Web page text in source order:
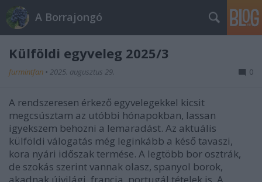
A Borrajongó
Külföldi egyveleg 2025/3
furmintfan • 2025. augusztus 29. 0
A rendszeresen érkező egyvelegekkel kicsit
megcsúsztam az utóbbi hónapokban, lassan
igyekszem behozni a lemaradást. Az aktuális
külföldi válogatás még leginkább a késő tavaszi,
kora nyári időszak termése. A legtöbb bor osztrák,
de szokás szerint vannak olasz, spanyol borok,